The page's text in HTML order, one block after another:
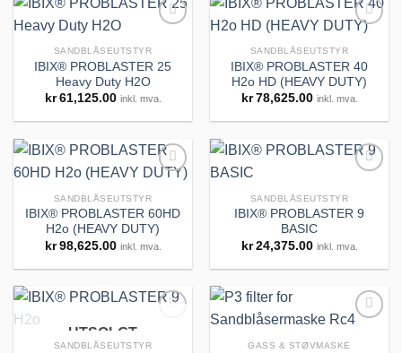
Legg til
huskeliste
SANDBLÅSEUTSTYR
IBIX® PROBLASTER 25
Heavy Duty H2O
kr 61,125.00 inkl. mva.
Legg til
huskeliste
SANDBLÅSEUTSTYR
IBIX® PROBLASTER 40
H2o HD (HEAVY DUTY)
kr 78,625.00 inkl. mva.
Legg til
huskeliste
SANDBLÅSEUTSTYR
IBIX® PROBLASTER 60HD
H2o (HEAVY DUTY)
kr 98,625.00 inkl. mva.
huskeliste
SANDBLÅSEUTSTYR
IBIX® PROBLASTER 9
BASIC
kr 24,375.00 inkl. mva.
UTSOLGT
SANDBLÅSEUTSTYR GASS & STØVMASKE